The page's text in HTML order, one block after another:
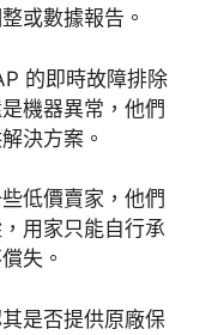
或數據報告。
的即時故障排除
機器異常，他們
決方案。
低價賣家，他們
用家只能自行承
失 。
是否提供原廠保